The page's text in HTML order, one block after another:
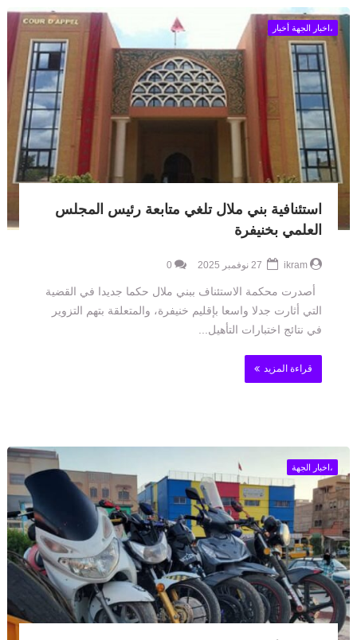
،اخبار الجهة أخبار
استئنافية بني ملال تلغي متابعة رئيس المجلس
العلمي بخنيفرة
ikram
0
أصدرت محكمة الاستئناف ببني ملال حكما جديدا في القضية
التي أثارت جدلا واسعا بإقليم خنيفرة، والمتعلقة بتهم التزوير
في نتائج اختبارات التأهيل...
قراءة المزيد
،اخبار الجهة